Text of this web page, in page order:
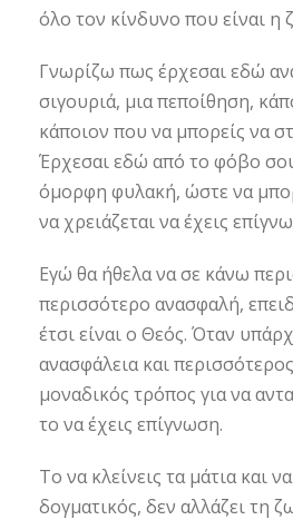
όλο τον κίνδυνο που είναι η
Γνωρίζω πως έρχεσαι εδώ
σιγουριά, μια πεποίθηση,
κάποιον που να μπορείς να
Έρχεσαι εδώ από το φόβο
όμορφη φυλακή, ώστε να
να χρειάζεται να έχεις
Εγώ θα ήθελα να σε κάνω
περισσότερο ανασφαλή,
έτσι είναι ο Θεός. Όταν
ανασφάλεια και
μοναδικός τρόπος για να
το να έχεις επίγνωση.
Το να κλείνεις τα μάτια και
δογματικός, δεν αλλάζει τη